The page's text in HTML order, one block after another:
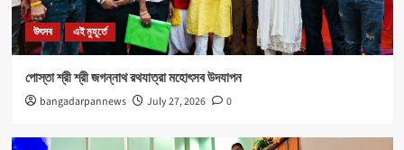
নবযুবক সংঘ এবং শীতলা স্পোর্টিং ক্লাবের যৌথ উদ্যোগে রক্তদান
শিবির আয়োজিত।
1
উৎসব এই মুহূর্তে
উৎসব এই মুহূর্তে
পোস্তা শ্রী শ্রী জগন্নাথ রথযাত্রা মহোৎসব উদযাপন
bangadarpannews July 27, 2026 0